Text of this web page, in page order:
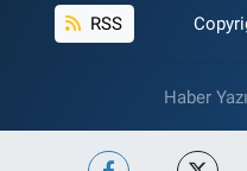
RSS
Haber